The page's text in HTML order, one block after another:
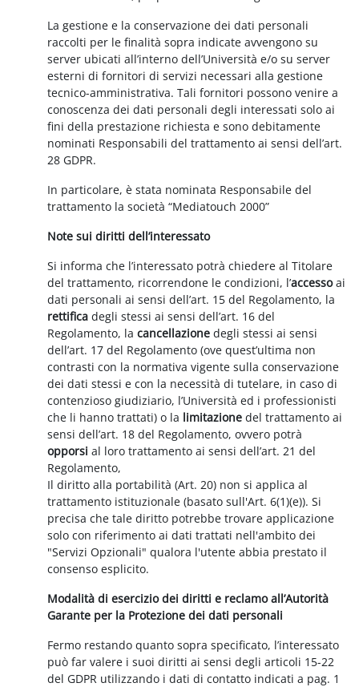
La gestione e la conservazione dei dati personali
raccolti per le finalità sopra indicate avvengono su
server ubicati all’interno dell’Università e/o su server
esterni di fornitori di servizi necessari alla gestione
tecnico-amministrativa. Tali fornitori possono venire a
conoscenza dei dati personali degli interessati solo ai
fini della prestazione richiesta e sono debitamente
nominati Responsabili del trattamento ai sensi dell’art.
28 GDPR.
In particolare, è stata nominata Responsabile del
trattamento la società “Mediatouch 2000”
Note sui diritti dell’interessato
Si informa che l’interessato potrà chiedere al Titolare
del trattamento, ricorrendone le condizioni, l’accessoai
dati personali ai sensi dell’art. 15 del Regolamento, la
rettificadegli stessi ai sensi dell’art. 16 del
Regolamento, lacancellazione degli stessi ai sensi
dell’art. 17 del Regolamento (ove quest’ultima non
contrasti con la normativa vigente sulla conservazione
dei dati stessi e con la necessità di tutelare, in caso di
contenzioso giudiziario, l’Università ed i professionisti
che li hanno trattati) o la limitazione del trattamento ai
sensi dell’art. 18 del Regolamento, ovvero potrà
opporsi al loro trattamento ai sensi dell’art. 21 del
Regolamento,
Il diritto alla portabilità (Art. 20) non si applica al
trattamento istituzionale (basato sull'Art. 6(1)(e)). Si
precisa che tale diritto potrebbe trovare applicazione
solo con riferimento ai dati trattati nell'ambito dei
"Servizi Opzionali" qualora l'utente abbia prestato il
consenso esplicito.
Modalità di esercizio dei diritti e reclamo all’Autorità
Garante per la Protezione dei dati personali
Fermo restando quanto sopra specificato, l’interessato
può far valere i suoi diritti ai sensi degli articoli 15-22
del GDPR utilizzando i dati di contatto indicati a pag. 1